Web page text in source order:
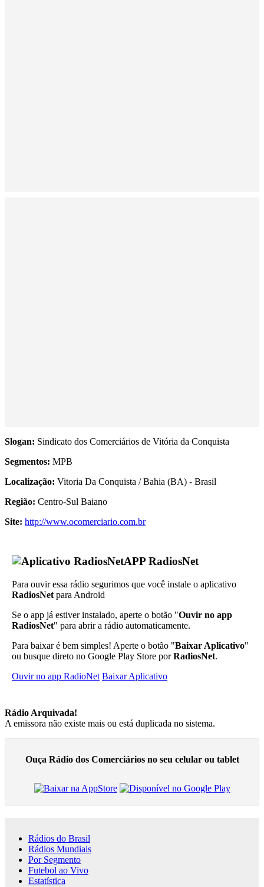
Slogan: Sindicato dos Comerciários de Vitória da Conquista
Segmentos: MPB
Localização: Vitoria Da Conquista / Bahia (BA) - Brasil
Região: Centro-Sul Baiano
Site: http://www.ocomerciario.com.br
APP RadiosNet
Para ouvir essa rádio segurimos que você instale o aplicativo
RadiosNet para Android
Se o app já estiver instalado, aperte o botão "Ouvir no app
RadiosNet" para abrir a rádio automaticamente.
Para baixar é bem simples! Aperte o botão "Baixar Aplicativo"
ou busque direto no Google Play Store porRadiosNet.
Ouvir no app RadioNet Baixar Aplicativo
Rádio Arquivada!
A emissora não existe mais ou está duplicada no sistema.
Ouça Rádio dos Comerciários no seu celular ou tablet
Rádios do Brasil
Rádios Mundiais
Por Segmento
Futebol ao Vivo
Estatística